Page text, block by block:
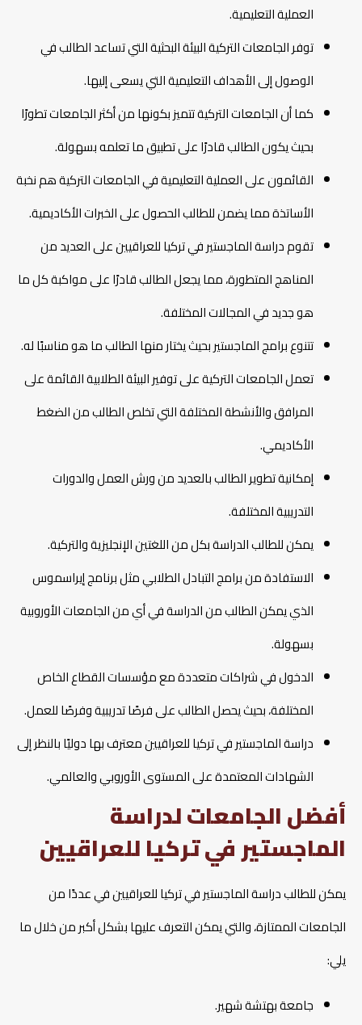
العملية التعليمية.
توفر الجامعات التركية البيئة البحثية التي تساعد الطالب في
الوصول إلى الأهداف التعليمية التي يسعى إليها.
كما أن الجامعات التركية تتميز بكونها من أكثر الجامعات تطورًا
بحيث يكون الطالب قادرًا على تطبيق ما تعلمه بسهولة.
القائمون على العملية التعليمية في الجامعات التركية هم نخبة
الأساتذة مما يضمن للطالب الحصول على الخبرات الأكاديمية.
تقوم دراسة الماجستير في تركيا للعراقيين على العديد من
المناهج المتطورة، مما يجعل الطالب قادرًا على مواكبة كل ما
هو جديد في المجالات المختلفة.
تتنوع برامج الماجستير بحيث يختار منها الطالب ما هو مناسبًا له.
تعمل الجامعات التركية على توفير البيئة الطلابية القائمة على
المرافق والأنشطة المختلفة التي تخلص الطالب من الضغط
الأكاديمي.
إمكانية تطوير الطالب بالعديد من ورش العمل والدورات
التدريبية المختلفة.
يمكن للطالب الدراسة بكل من اللغتين الإنجليزية والتركية.
الاستفادة من برامج التبادل الطلابي مثل برنامج إيراسموس
الذي يمكن الطالب من الدراسة في أي من الجامعات الأوروبية
بسهولة.
الدخول في شراكات متعددة مع مؤسسات القطاع الخاص
المختلفة، بحيث يحصل الطالب على فرصًا تدريبية وفرصًا للعمل.
دراسة الماجستير في تركيا للعراقيين معترف بها دوليًا بالنظر إلى
الشهادات المعتمدة على المستوى الأوروبي والعالمي.
أفضل الجامعات لدراسة
الماجستير في تركيا للعراقيين
يمكن للطالب دراسة الماجستير في تركيا للعراقيين في عددًا من
الجامعات الممتازة، والتي يمكن التعرف عليها بشكل أكبر من خلال ما
يلي:
جامعة بهتشة شهير.